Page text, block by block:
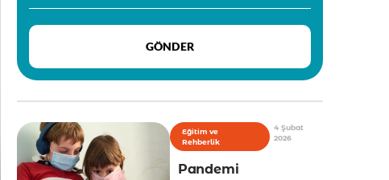
GÖNDER
Eğitim ve
Rehberlik
4 Şubat
2026
Pandemi